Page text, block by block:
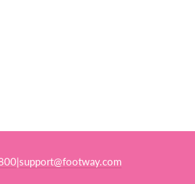
|support@footway.com